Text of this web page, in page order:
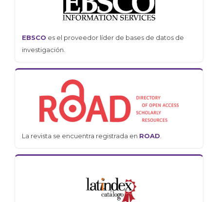
EBSCO es el proveedor líder de bases de datos de
investigación.
La revista se encuentra registrada en ROAD